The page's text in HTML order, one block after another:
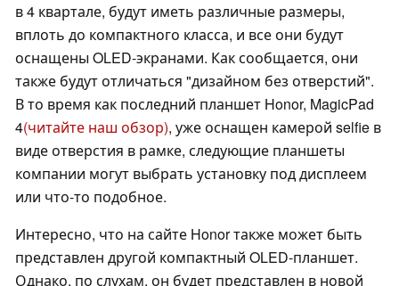
в 4 квартале, будут иметь различные размеры,
вплоть до компактного класса, и все они будут
оснащены OLED-экранами. Как сообщается, они
также будут отличаться "дизайном без отверстий".
В то время как последний планшет Honor, MagicPad
4(читайте наш обзор), уже оснащен камерой selfie в
виде отверстия в рамке, следующие планшеты
компании могут выбрать установку под дисплеем
или что-то подобное.
Интересно, что на сайте Honor также может быть
представлен другой компактный OLED-планшет.
Однако, по слухам, он будет представлен в новой